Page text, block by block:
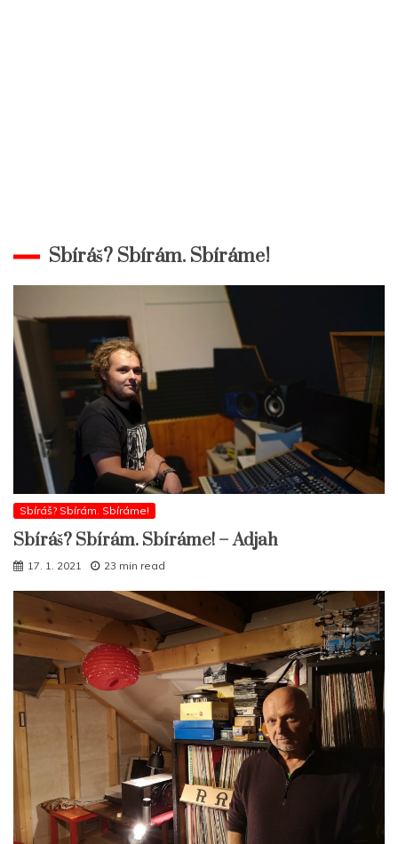
Sbíráš? Sbírám. Sbíráme!
Sbíráš? Sbírám. Sbíráme!
Sbíráš? Sbírám. Sbíráme! – Adjah
17. 1. 2021 23 min read